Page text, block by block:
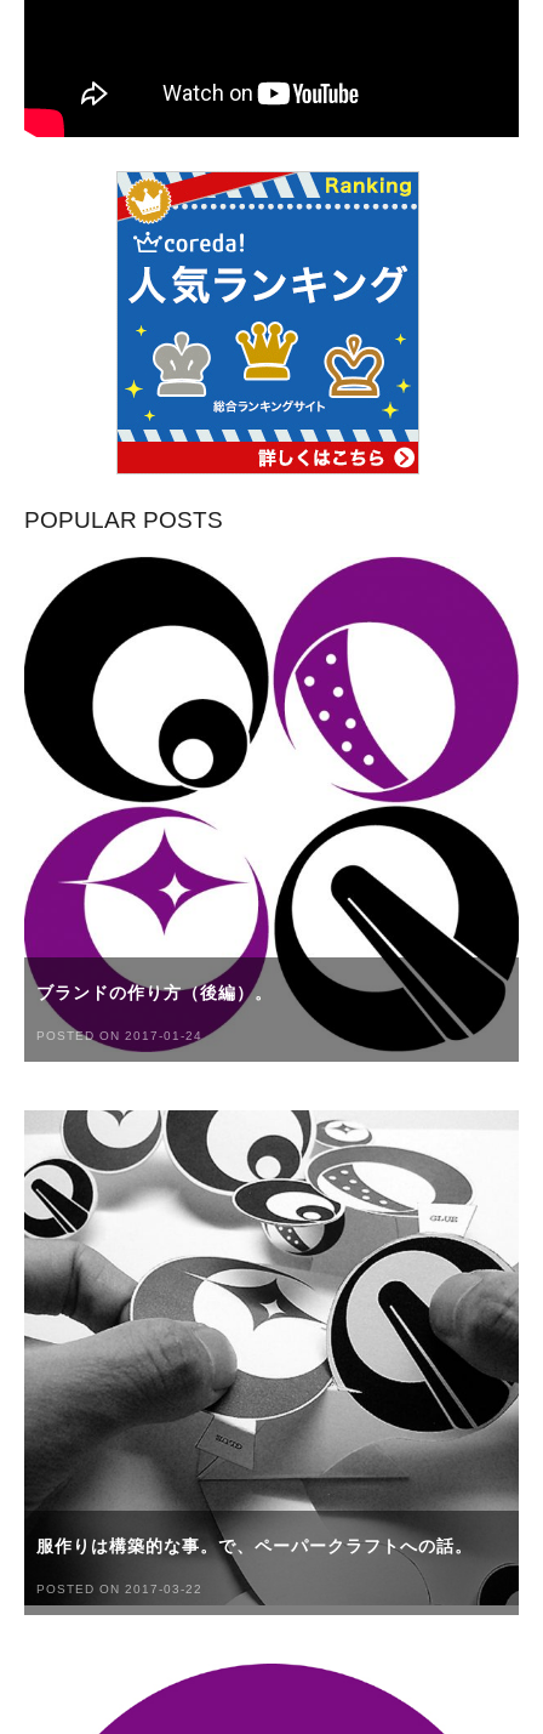
POPULAR POSTS
ブランドの作り方（後編）。
POSTED ON 2017-01-24
服作りは構築的な事。で、ペーパークラフトへの話。
POSTED ON 2017-03-22